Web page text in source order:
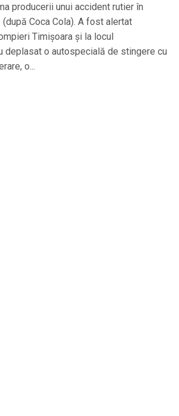
producerii unui accident rutier în
Coca Cola). A fost alertat
Timișoara și la locul
deplasat o autospecială de stingere cu
o...